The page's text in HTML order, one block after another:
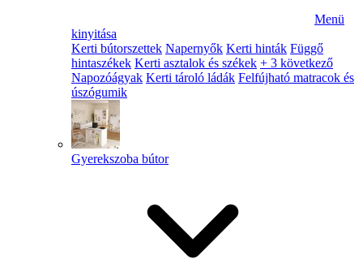
Menü
kinyitása
Kerti bútorszettek Napernyők Kerti hinták Függő
hintaszékek Kerti asztalok és székek + 3 következő
Napozóágyak Kerti tároló ládák Felfújható matracok és
úszógumik
Gyerekszoba bútor